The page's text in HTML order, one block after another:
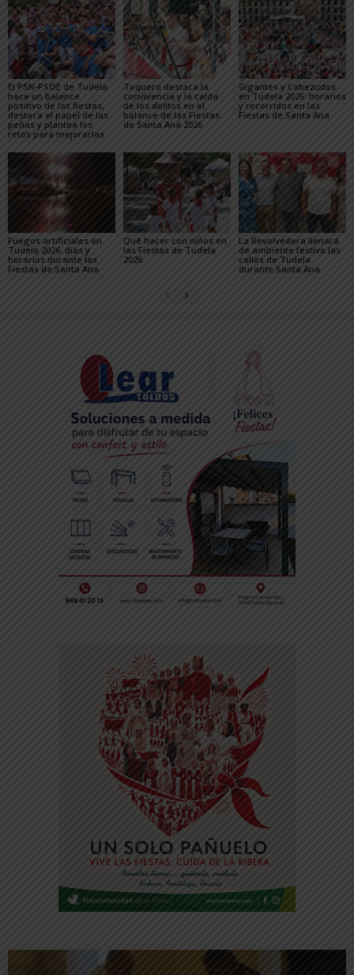
El PSN-PSOE de Tudela
hace un balance
positivo de las fiestas,
destaca el papel de las
peñas y plantea los
retos para mejorarlas
Toquero destaca la
convivencia y la caída
de los delitos en el
balance de las Fiestas
de Santa Ana 2026
Gigantes y Cabezudos
en Tudela 2026: horarios
y recorridos en las
Fiestas de Santa Ana
Fuegos artificiales en
Tudela 2026: días y
horarios durante las
Fiestas de Santa Ana
Qué hacer con niños en
las Fiestas de Tudela
2026
La Revolvedera llenará
de ambiente festivo las
calles de Tudela
durante Santa Ana